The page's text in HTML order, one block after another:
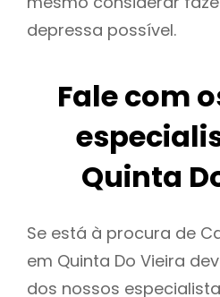
depressa possível.
Fale com
Quinta
Se está à procura de
em Quinta Do Vieira
dos nossos